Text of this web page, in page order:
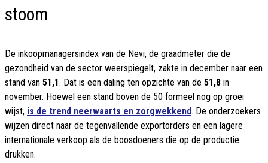
stoom
De inkoopmanagersindex van de Nevi, de graadmeter die de
gezondheid van de sector weerspiegelt, zakte in december naar een
stand van 51,1. Dat is een daling ten opzichte van de 51,8 in
november. Hoewel een stand boven de 50 formeel nog op groei
wijst, is de trend neerwaarts en zorgwekkend. De onderzoekers
wijzen direct naar de tegenvallende exportorders en een lagere
internationale verkoop als de boosdoeners die op de productie
drukken.